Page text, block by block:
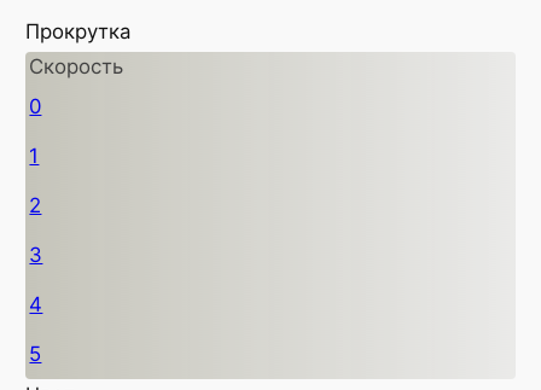
Прокрутка
Скорость
0
1
2
3
4
5